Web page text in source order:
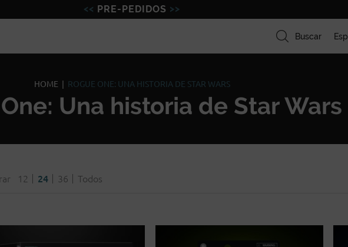
PRE-PEDIDOS
Miniaturas Modelismo
Buscar Esp
HOME ROGUE ONE: UNA HISTORIA DE STAR WARS
Una historia de Star Wars
12 24 36 Todos